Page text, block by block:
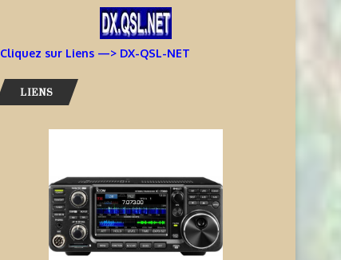
Cliquez sur Liens —> DX-QSL-NET
LIENS